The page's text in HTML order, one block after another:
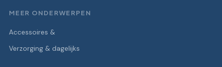
MEER ONDERWERPEN
Accessoires &
Verzorging & dagelijks